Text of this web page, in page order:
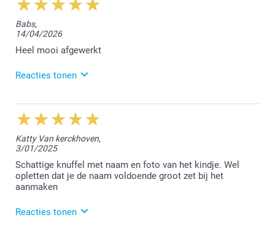
12:58
Beste An,
Bedankt voor jouw leuke feedback, hier zijn we heel
erg blij mee :-) We vonden het fijn jouw bestelling te
mogen afwerken.
Hartelijke groet!
Babs,
14/04/2026
Heel mooi afgewerkt
Reacties tonen
5/05/2026
14:00
Hallo Babs,
Heel leuk om te lezen dat je blij bent met de
bestelde gepersonaliseerde knuffel. We kijken ernaar
uit om jou in de toekomst opnieuw te mogen
verwelkomen.
Nathalie @smartphoto
Katty Van kerckhoven,
3/01/2025
Schattige knuffel met naam en foto van het kindje. Wel
opletten dat je de naam voldoende groot zet bij het
aanmaken
Reacties tonen